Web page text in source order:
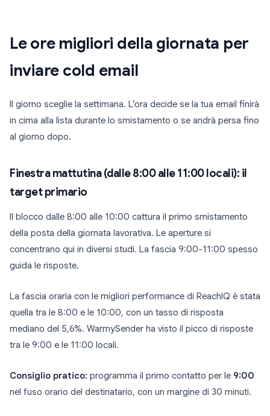
Le ore migliori della giornata per
inviare cold email
Il giorno sceglie la settimana. L’ora decide se la tua email finirà
in cima alla lista durante lo smistamento o se andrà persa fino
al giorno dopo.
Finestra mattutina (dalle 8:00 alle 11:00 locali): il
target primario
Il blocco dalle 8:00 alle 10:00 cattura il primo smistamento
della posta della giornata lavorativa. Le aperture si
concentrano qui in diversi studi. La fascia 9:00-11:00 spesso
guida le risposte.
La fascia oraria con le migliori performance di ReachIQ è stata
quella tra le 8:00 e le 10:00, con un tasso di risposta
mediano del 5,6%. WarmySender ha visto il picco di risposte
tra le 9:00 e le 11:00 locali.
Consiglio pratico: programma il primo contatto per le 9:00
nel fuso orario del destinatario, con un margine di 30 minuti.